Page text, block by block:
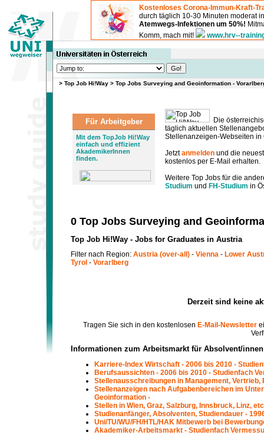
Kostenloses Corona-Immun-Kraft-
durch täglich 10-30 Minuten moderat
Atemwegs-Infektionen um 50%!
Komm, mach mit!
www.hrv--
> Top Job Hi!Way > Top Jobs Surveying and Geoinformation -
Für Arbeitgeber
Mit dem TopJob Hi!Way
einfach und effizient
AkademikerInnen
finden.
Die
täglich aktuellen
Stellenanzeigen-Webseiten in
Jetztanmelden und die
kostenlos per E-Mail erhalten.
Weitere Top Jobs für die
Studium und FH-Studium in
0 Top Jobs Surveying and
Top Job Hi!Way - Jobs for Graduates in Austria
Filter nach Region: Austria (over-all) - Vienna - Lower
Tyrol - Vorarlberg
Derzeit sind keine
Tragen Sie sich in den kostenlosen E-Mail-Newsletter
Informationen zum Arbeitsmarkt für Absolvent/
Karriere-Index Wirtschaft - 2006 bis 2010 -
Berufsaussichten - 2006 bis 2010 - Studienfach
Stellenausschreibungen in Management,
Stellenanzeigen nach Aufgabenbereichen im
Geoinformation -
Stellen in Wien, Graz, Salzburg, Innsbruck, Linz,
Studienanfänger, Absolventen, Studiendauer -
Uni/TU/WU/FH/HTL/HAK Mitbewerb bei
Akademiker-Arbeitsmarkt - Studienfach